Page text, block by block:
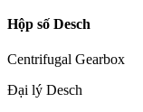
Hộp số Desch
Centrifugal Gearbox
Đại lý Desch